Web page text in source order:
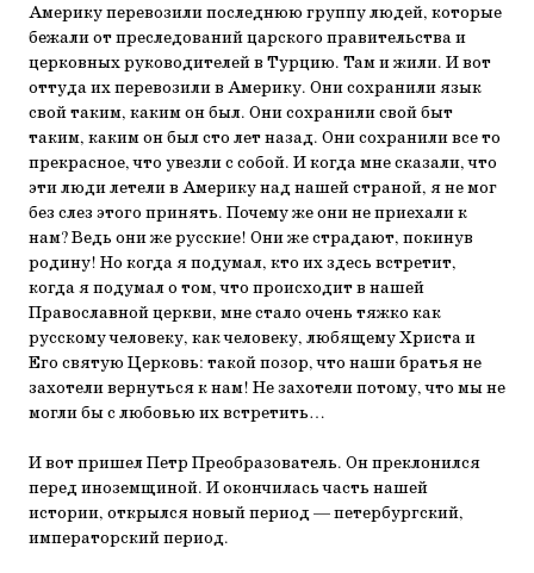
Америку перевозили последнюю группу людей, которые
бежали от преследований царского правительства и
церковных руководителей в Турцию. Там и жили. И вот
оттуда их перевозили в Америку. Они сохранили язык
свой таким, каким он был. Они сохранили свой быт
таким, каким он был сто лет назад. Они сохранили все то
прекрасное, что увезли с собой. И когда мне сказали, что
эти люди летели в Америку над нашей страной, я не мог
без слез этого принять. Почему же они не приехали к
нам? Ведь они же русские! Они же страдают, покинув
родину! Но когда я подумал, кто их здесь встретит,
когда я подумал о том, что происходит в нашей
Православной церкви, мне стало очень тяжко как
русскому человеку, как человеку, любящему Христа и
Его святую Церковь: такой позор, что наши братья не
захотели вернуться к нам! Не захотели потому, что мы не
могли бы с любовью их встретить…
И вот пришел Петр Преобразователь. Он преклонился
перед иноземщиной. И окончилась часть нашей
истории, открылся новый период — петербургский,
императорский период.